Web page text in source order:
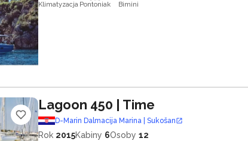
Klimatyzacja Pontoniak Bimini
Lagoon 450 | Time
D-Marin Dalmacija Marina | Sukošan
Rok 2015Kabiny 6Osoby 12